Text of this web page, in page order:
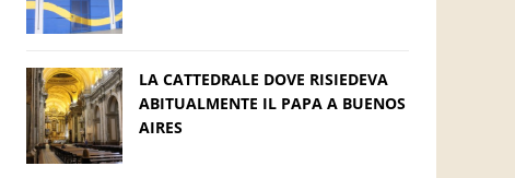
LA CATTEDRALE DOVE RISIEDEVA
ABITUALMENTE IL PAPA A BUENOS
AIRES